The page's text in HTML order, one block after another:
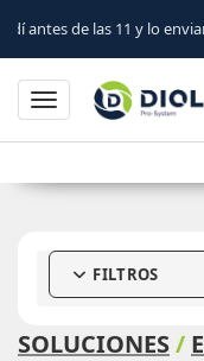
de las 11 y lo enviamos
Toggle navigation
FILTROS
SOLUCIONES/